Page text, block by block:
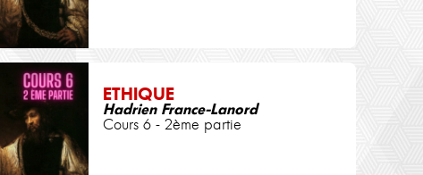
ETHIQUE
Hadrien France-Lanord
Cours 6 - 2ème partie